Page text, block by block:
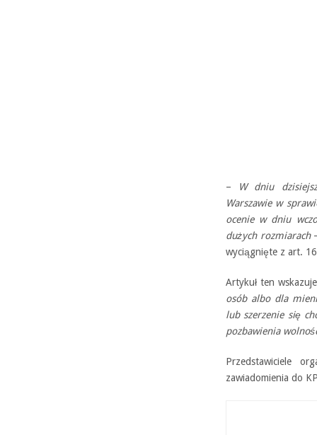
–
W dniu
Warszawie w
ocenie w dniu
dużych rozmiarach
wyciągnięte z art.
Artykuł ten
osób albo dla
lub szerzenie się
pozbawienia
Przedstawiciele
zawiadomienia do